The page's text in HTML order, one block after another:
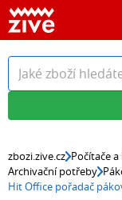
zbozi.zive.cz Počítače
Archivační potřeby
Hit Office pořadač